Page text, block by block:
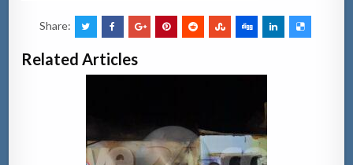
Share:
Related Articles